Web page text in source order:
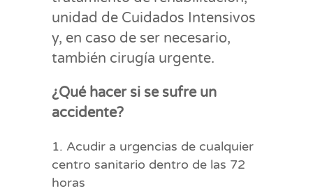
unidad de Cuidados Intensivos
y, en caso de ser necesario,
también cirugía urgente.
¿Qué hacer si se sufre un
accidente?
Acudir a urgencias de cualquier
centro sanitario dentro de las 72
horas